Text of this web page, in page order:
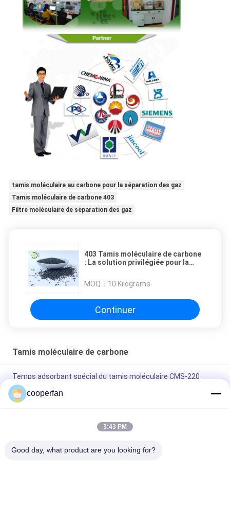
tamis moléculaire au carbone pour la séparation des gaz
Tamis moléculaire de carbone 403
Filtre moléculaire de séparation des gaz
403 Tamis moléculaire de carbone
: La solution privilégiée pour la
MOQ： 10 Kilograms
Continuer
Tamis moléculaire de carbone
Temps adsorbant spécial du tamis moléculaire CMS-220
2X50S Adsorprion d'azote
Tamis moléculaire CMS-240 de long carbone de durée de vie
avec la capacité forte d'adsorption
bande carbone adsorbant d'oxyde de carbone de l'azote
cooperfan
3:43 PM
Good day, what product are you looking for?